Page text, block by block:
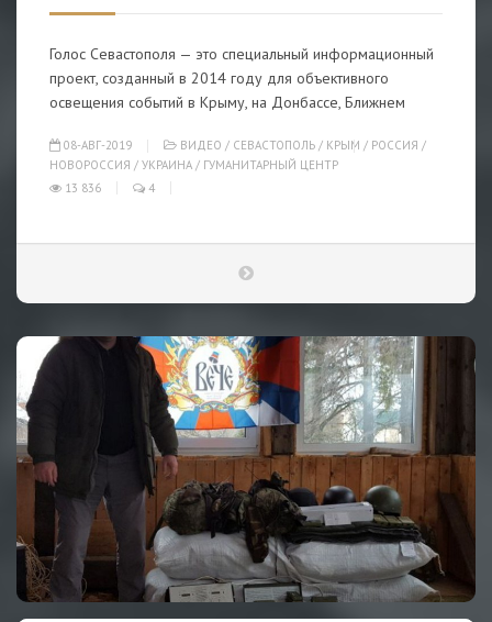
Голос Севастополя — это специальный информационный
проект, созданный в 2014 году для объективного
освещения событий в Крыму, на Донбассе, Ближнем
08-АВГ-2019 ВИДЕО / СЕВАСТОПОЛЬ / КРЫМ / РОССИЯ /
НОВОРОССИЯ / УКРАИНА / ГУМАНИТАРНЫЙ ЦЕНТР
13 836
4